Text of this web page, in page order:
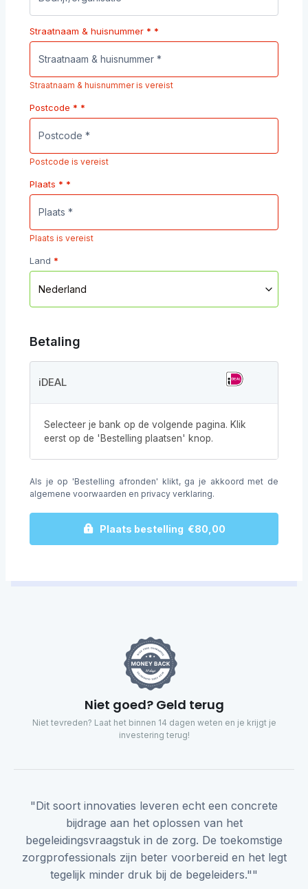
Straatnaam & huisnummer * *
Straatnaam & huisnummer is vereist
Postcode * *
Postcode is vereist
Plaats * *
Plaats is vereist
Land *
Nederland
Betaling
iDEAL
Selecteer je bank op de volgende pagina. Klik
eerst op de 'Bestelling plaatsen' knop.
Als je op 'Bestelling afronden' klikt, ga je akkoord met de
algemene voorwaarden en privacy verklaring.
Plaats bestelling €80,00
Niet goed? Geld terug
Niet tevreden? Laat het binnen 14 dagen weten en je krijgt je
investering terug!
"Dit soort innovaties leveren echt een concrete
bijdrage aan het oplossen van het
begeleidingsvraagstuk in de zorg. De toekomstige
zorgprofessionals zijn beter voorbereid en het legt
tegelijk minder druk bij de begeleiders.""